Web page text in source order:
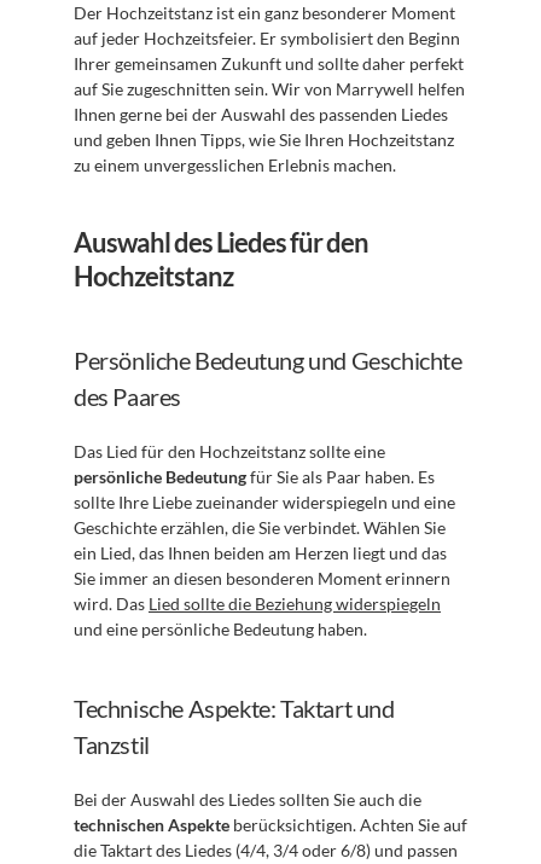
Der Hochzeitstanz ist ein ganz besonderer Moment
auf jeder Hochzeitsfeier. Er symbolisiert den Beginn
Ihrer gemeinsamen Zukunft und sollte daher perfekt
auf Sie zugeschnitten sein. Wir von Marrywell helfen
Ihnen gerne bei der Auswahl des passenden Liedes
und geben Ihnen Tipps, wie Sie Ihren Hochzeitstanz
zu einem unvergesslichen Erlebnis machen.
Auswahl des Liedes für den
Hochzeitstanz
Persönliche Bedeutung und Geschichte
des Paares
persönliche Bedeutung für Sie als Paar haben. Es
sollte Ihre Liebe zueinander widerspiegeln und eine
Geschichte erzählen, die Sie verbindet. Wählen Sie
ein Lied, das Ihnen beiden am Herzen liegt und das
Sie immer an diesen besonderen Moment erinnern
wird. Das Lied sollte die Beziehung widerspiegeln
und eine persönliche Bedeutung haben.
Technische Aspekte: Taktart und
Tanzstil
technischen Aspekte berücksichtigen. Achten Sie auf
die Taktart des Liedes (4/4, 3/4 oder 6/8) und passen